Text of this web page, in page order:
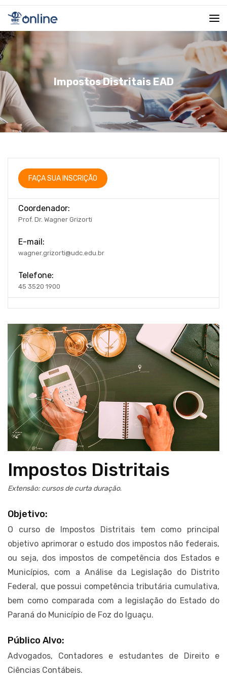
Impostos Distritais EAD
FAÇA SUA INSCRIÇÃO
Coordenador:
Prof. Dr. Wagner Grizorti
E-mail:
wagner.grizorti@udc.edu.br
Telefone:
45 3520 1900
Impostos Distritais
Extensão: cursos de curta duração.
Objetivo:
O curso de Impostos Distritais tem como principal
objetivo aprimorar o estudo dos impostos não federais,
ou seja, dos impostos de competência dos Estados e
Municípios, com a Análise da Legislação do Distrito
Federal, que possui competência tributária cumulativa,
bem como comparada com a legislação do Estado do
Paraná do Município de Foz do Iguaçu.
Público Alvo:
Advogados, Contadores e estudantes de Direito e
Ciências Contábeis.